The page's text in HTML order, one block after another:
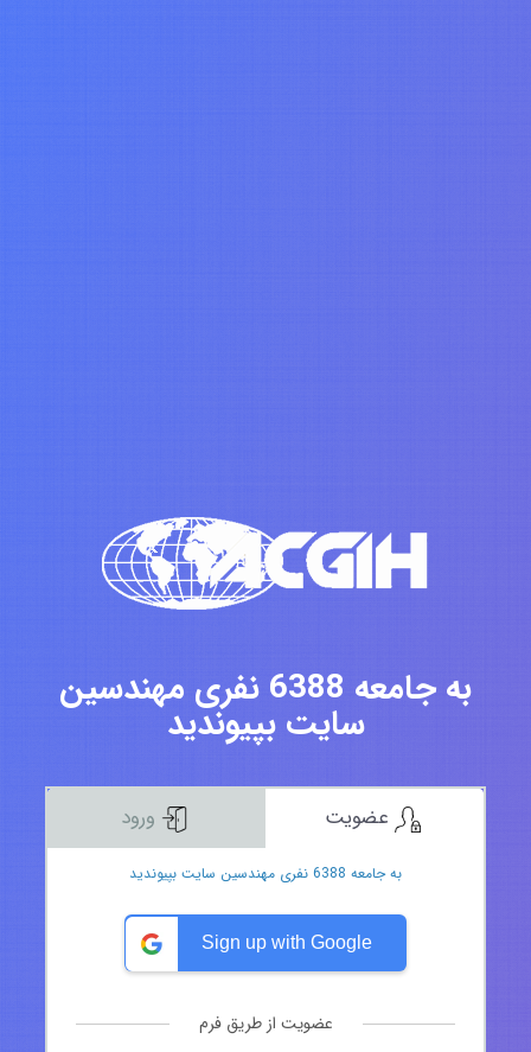
به جامعه 6388 نفری مهندسین
سایت بپیوندید
به جامعه 6388 نفری مهندسین سایت بپیوندید
Sign up with Google
عضویت از طریق فرم